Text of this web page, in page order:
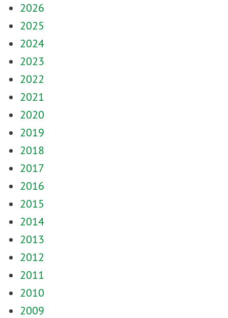
2026
2025
2024
2023
2022
2021
2020
2019
2018
2017
2016
2015
2014
2013
2012
2011
2010
2009